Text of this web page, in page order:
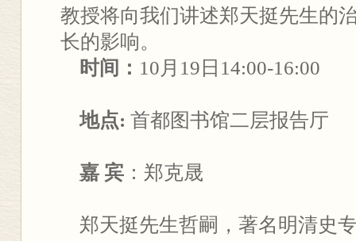
教授将向我们讲述郑天挺先生的
长的影响。
时间： 10月19日14:00-16:00
地点: 首都图书馆二层报告厅
嘉 宾 ：郑克晟
郑天挺先生哲嗣，著名明清史